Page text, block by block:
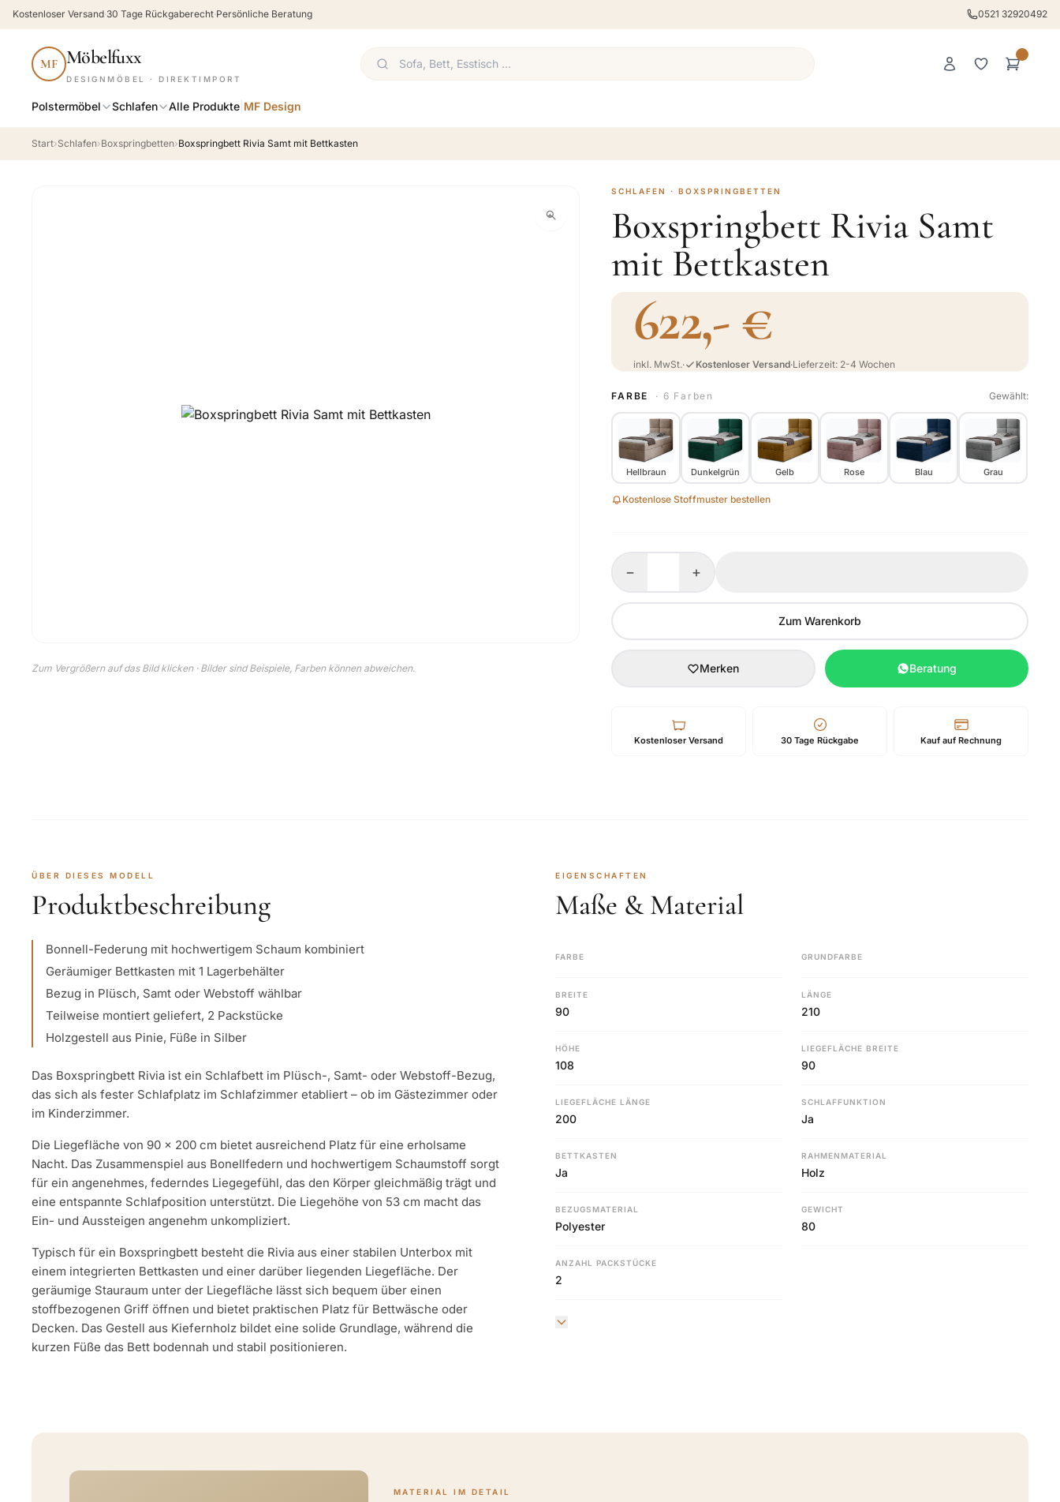
Kostenloser Versand·30 Tage Rückgaberecht·Persönliche Beratung 0521 32920492
MF Möbelfuxx
DESIGNMÖBEL · DIREKTIMPORT
Polstermöbel Schlafen Alle Produkte MF Design
Start›Schlafen›Boxspringbetten›Boxspringbett Rivia Samt mit Bettkasten
Zum Vergrößern auf das Bild klicken · Bilder sind Beispiele, Farben können abweichen.
SCHLAFEN · BOXSPRINGBETTEN
Boxspringbett Rivia Samt
mit Bettkasten
622,- €
inkl. MwSt.· Kostenloser Versand·Lieferzeit: 2-4 Wochen
FARBE · 6 Farben Gewählt:
Hellbraun Dunkelgrün Gelb Rose Blau Grau
Kostenlose Stoffmuster bestellen
− +
Zum Warenkorb
Merken Beratung
Kostenloser Versand 30 Tage Rückgabe Kauf auf Rechnung
ÜBER DIESES MODELL
Produktbeschreibung
Bonnell-Federung mit hochwertigem Schaum kombiniert
Geräumiger Bettkasten mit 1 Lagerbehälter
Bezug in Plüsch, Samt oder Webstoff wählbar
Teilweise montiert geliefert, 2 Packstücke
Holzgestell aus Pinie, Füße in Silber
Das Boxspringbett Rivia ist ein Schlafbett im Plüsch-, Samt- oder Webstoff-Bezug,
das sich als fester Schlafplatz im Schlafzimmer etabliert – ob im Gästezimmer oder
im Kinderzimmer.
Die Liegefläche von 90 × 200 cm bietet ausreichend Platz für eine erholsame
Nacht. Das Zusammenspiel aus Bonellfedern und hochwertigem Schaumstoff sorgt
für ein angenehmes, federndes Liegegefühl, das den Körper gleichmäßig trägt und
eine entspannte Schlafposition unterstützt. Die Liegehöhe von 53 cm macht das
Ein- und Aussteigen angenehm unkompliziert.
Typisch für ein Boxspringbett besteht die Rivia aus einer stabilen Unterbox mit
einem integrierten Bettkasten und einer darüber liegenden Liegefläche. Der
geräumige Stauraum unter der Liegefläche lässt sich bequem über einen
stoffbezogenen Griff öffnen und bietet praktischen Platz für Bettwäsche oder
Decken. Das Gestell aus Kiefernholz bildet eine solide Grundlage, während die
kurzen Füße das Bett bodennah und stabil positionieren.
EIGENSCHAFTEN
Maße & Material
FARBE GRUNDFARBE
BREITE
90
LÄNGE
210
HÖHE
108
LIEGEFLÄCHE BREITE
90
LIEGEFLÄCHE LÄNGE
200
SCHLAFFUNKTION
Ja
BETTKASTEN
Ja
RAHMENMATERIAL
Holz
BEZUGSMATERIAL
Polyester
GEWICHT
80
ANZAHL PACKSTÜCKE
2
MATERIAL IM DETAIL